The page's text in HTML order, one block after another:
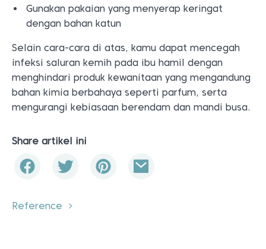
Gunakan pakaian yang menyerap keringat
dengan bahan katun
Selain cara-cara di atas, kamu dapat mencegah
infeksi saluran kemih pada ibu hamil dengan
menghindari produk kewanitaan yang mengandung
bahan kimia berbahaya seperti parfum, serta
mengurangi kebiasaan berendam dan mandi busa.
Share artikel ini
Reference